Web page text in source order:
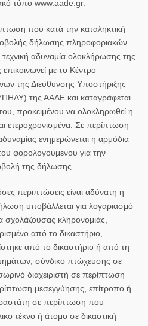
τόπο www.aade.gr.
που κατά την καταληκτική
δήλωσης πληροφοριακών
αδυναμία ολοκλήρωσης της
με το Κέντρο
της Διεύθυνσης Υποστήριξης
της ΑΑΔΕ και καταγράφεται
προκειμένου να ολοκληρωθεί η
ετεροχρονισμένα. Σε περίπτωση
ενημερώνεται η αρμόδια
φορολογούμενου για την
της δήλωσης.
περιπτώσεις είναι αδύνατη η
υποβάλλεται για λογαριασμό
κληρονομιάς,
από το δικαστήριο,
από το δικαστήριο ή από τη
σύνδικο πτώχευσης σε
διαχειριστή σε περίπτωση
μεσεγγύησης, επίτροπο ή
σε περίπτωση που
τέκνο ή άτομο σε δικαστική